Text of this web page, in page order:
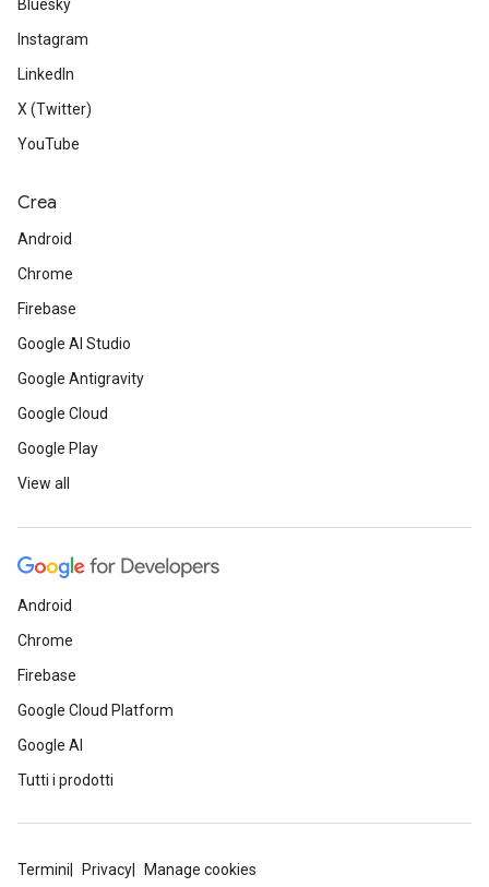
Bluesky
Instagram
LinkedIn
X (Twitter)
YouTube
Crea
Android
Chrome
Firebase
Google AI Studio
Google Antigravity
Google Cloud
Google Play
View all
Android
Chrome
Firebase
Google Cloud Platform
Google AI
Tutti i prodotti
Termini Privacy Manage cookies